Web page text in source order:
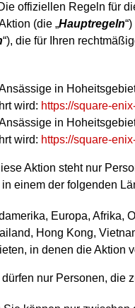
offiziellen Regeln für
(die „Hauptregeln
“), die für Ihren
in
wird: https://square-
in
wird: https://square-
Aktion steht nur
einem der folgenden
Europa, Afrika,
Hong Kong,
in denen die Aktion
dürfen nur Personen, die